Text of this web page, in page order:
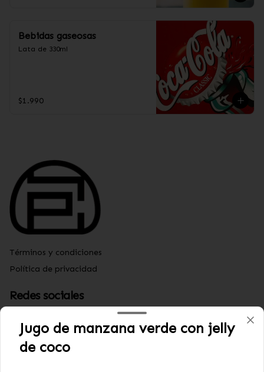
Bebidas gaseosas
Lata de 330ml
$1.990
Términos y condiciones
Política de privacidad
Redes sociales
Instagram
Facebook
Jugo de manzana verde con jelly
de coco